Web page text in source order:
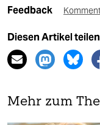
Feedback
Diesen Artikel teilen
Mehr zum